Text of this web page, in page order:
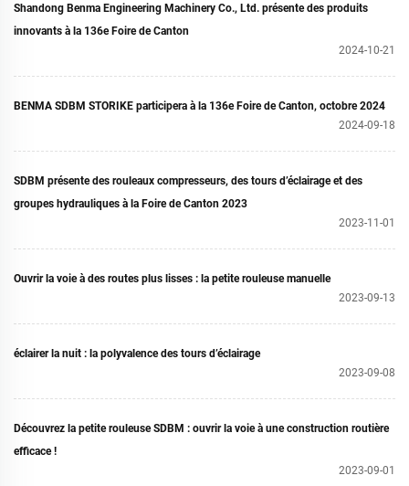
Shandong Benma Engineering Machinery Co., Ltd. présente des produits
innovants à la 136e Foire de Canton
2024-10-21
BENMA SDBM STORIKE participera à la 136e Foire de Canton, octobre 2024
2024-09-18
SDBM présente des rouleaux compresseurs, des tours d’éclairage et des
groupes hydrauliques à la Foire de Canton 2023
2023-11-01
Ouvrir la voie à des routes plus lisses : la petite rouleuse manuelle
2023-09-13
éclairer la nuit : la polyvalence des tours d’éclairage
2023-09-08
Découvrez la petite rouleuse SDBM : ouvrir la voie à une construction routière
efficace !
2023-09-01